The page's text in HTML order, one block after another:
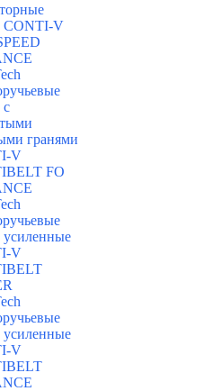
CONTI-V
с
гранями
V
FO
V
V